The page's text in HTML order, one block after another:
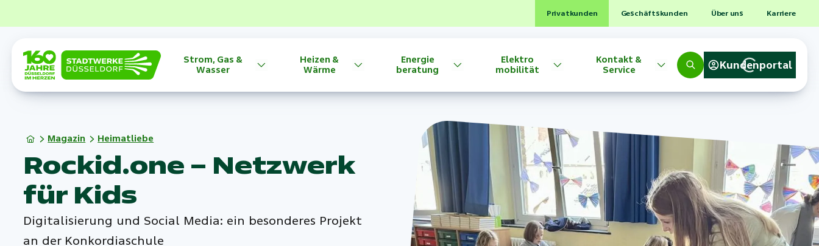
Privatkunden Geschäftskunden Über uns Karriere
Strom, Gas &
Wasser
Heizen &
Wärme
Energie
beratung
Elektro
mobilität
Kontakt &
Service
Kundenportal
Magazin Heimatliebe
Rockid.one – Netzwerk
für Kids
Digitalisierung und Social Media: ein besonderes Projekt
an der Konkordiaschule